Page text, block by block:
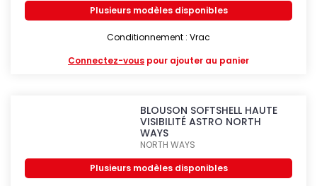
Plusieurs modèles disponibles
Conditionnement : Vrac
Connectez-vous pour ajouter au panier
BLOUSON SOFTSHELL HAUTE
VISIBILITÉ ASTRO NORTH
WAYS
NORTH WAYS
Plusieurs modèles disponibles